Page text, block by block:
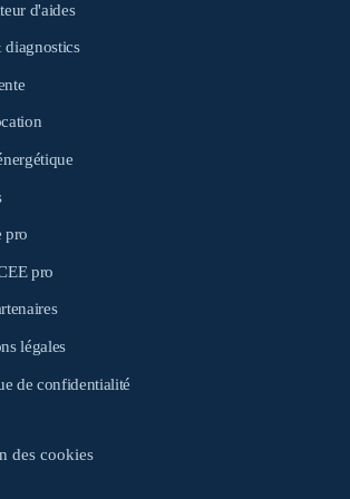
d'aides
diagnostics
pro
pro
légales
de confidentialité
des cookies